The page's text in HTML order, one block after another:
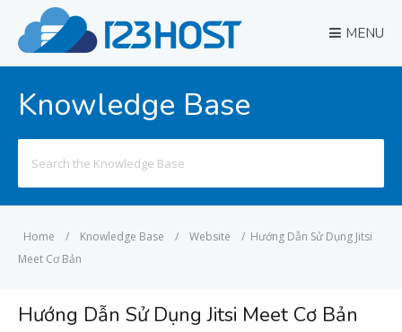
MENU
Knowledge Base
for:
Home / Knowledge Base / Website / Hướng Dẫn Sử Dụng Jitsi
Meet Cơ Bản
Hướng Dẫn Sử Dụng Jitsi Meet Cơ Bản